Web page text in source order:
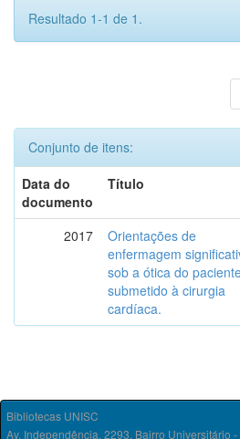
Resultado 1-1 de 1.
Conjunto de itens:
Data do
documento
Título
2017
Orientações de
enfermagem
sob a ótica do
submetido à cirurgia
cardíaca.
Bibliotecas UNISC
Av. Independência, 2293, Bairro Universitário